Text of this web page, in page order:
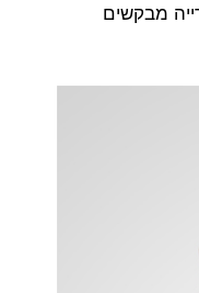
מבקשים